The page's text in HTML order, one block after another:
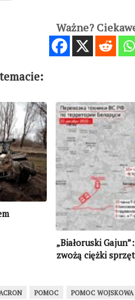
Ważne?
„Białoruski
zwożą ciężki
POMOC POMOC WOJSKOWA